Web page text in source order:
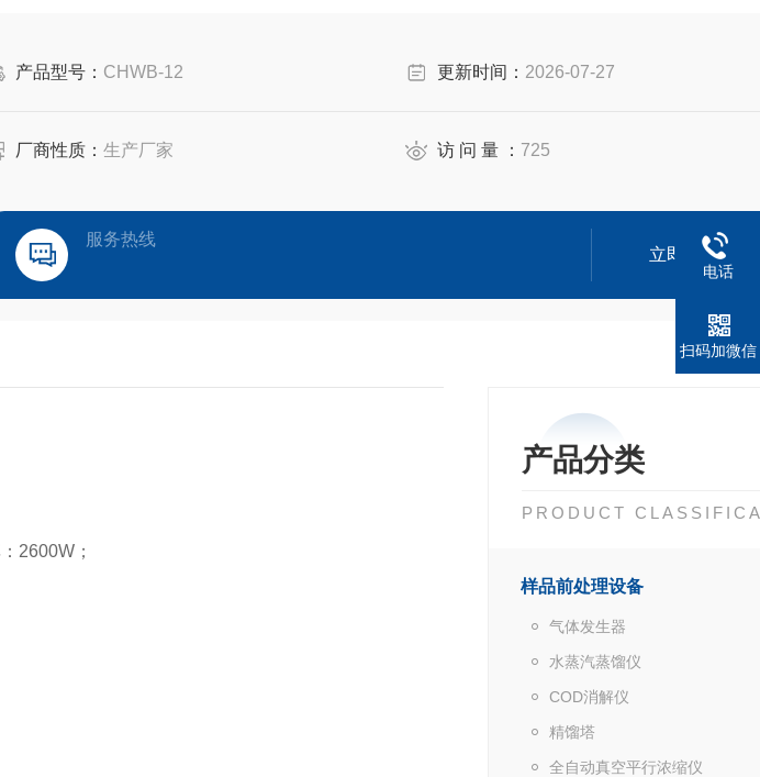
产品型号： CHWB-12 更新时间： 2026-07-27
厂商性质： 生产厂家 访 问 量 ： 725
服务热线
立即咨询
产品分类
PRODUCT
样品前处理设备
气体发生器
水蒸汽蒸馏仪
COD消解仪
精馏塔
全自动真空平行浓缩仪
2600W；
电话
扫码加微信